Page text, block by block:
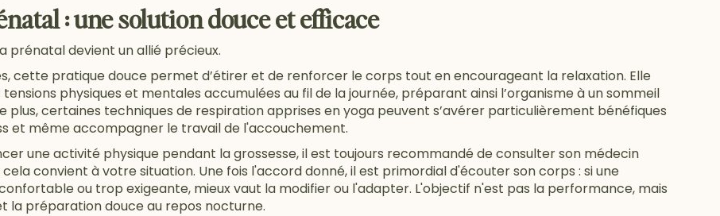
: une solution douce et efficace
prénatal devient un allié précieux.
cette pratique douce permet d’étirer et de renforcer le corps tout en encourageant la relaxation. Elle
physiques et mentales accumulées au fil de la journée, préparant ainsi l’organisme à un sommeil
plus, certaines techniques de respiration apprises en yoga peuvent s’avérer particulièrement bénéfiques
et même accompagner le travail de l'accouchement.
une activité physique pendant la grossesse, il est toujours recommandé de consulter son médecin
convient à votre situation. Une fois l'accord donné, il est primordial d'écouter son corps : si une
ou trop exigeante, mieux vaut la modifier ou l'adapter. L'objectif n'est pas la performance, mais
la préparation douce au repos nocturne.